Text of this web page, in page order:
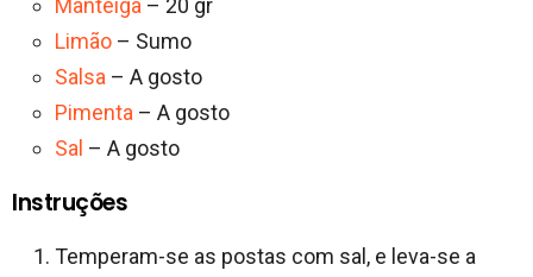
Manteiga – 20 gr
Limão – Sumo
Salsa – A gosto
Pimenta – A gosto
Sal – A gosto
Instruções
Temperam-se as postas com sal, e leva-se a